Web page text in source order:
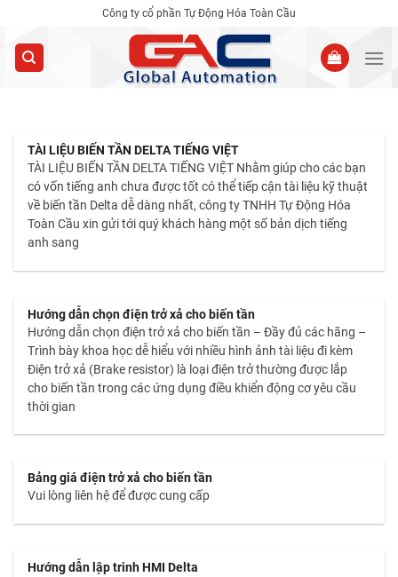
content
Công ty cổ phần Tự Động Hóa Toàn Cầu
TÀI LIỆU BIẾN TẦN DELTA TIẾNG VIỆT
TÀI LIỆU BIẾN TẦN DELTA TIẾNG VIỆT Nhằm giúp cho các bạn
có vốn tiếng anh chưa được tốt có thể tiếp cận tài liệu kỹ thuật
về biến tần Delta dễ dàng nhất, công ty TNHH Tự Động Hóa
Toàn Cầu xin gửi tới quý khách hàng một số bản dịch tiếng
anh sang
Hướng dẫn chọn điện trở xả cho biến tần
Hướng dẫn chọn điện trở xả cho biến tần – Đầy đủ các hãng –
Trình bày khoa học dễ hiểu với nhiều hình ảnh tài liệu đi kèm
Điện trở xả (Brake resistor) là loại điện trở thường được lắp
cho biến tần trong các ứng dụng điều khiển động cơ yêu cầu
thời gian
Bảng giá điện trở xả cho biến tần
Vui lòng liên hệ để được cung cấp
Hướng dẫn lập trinh HMI Delta